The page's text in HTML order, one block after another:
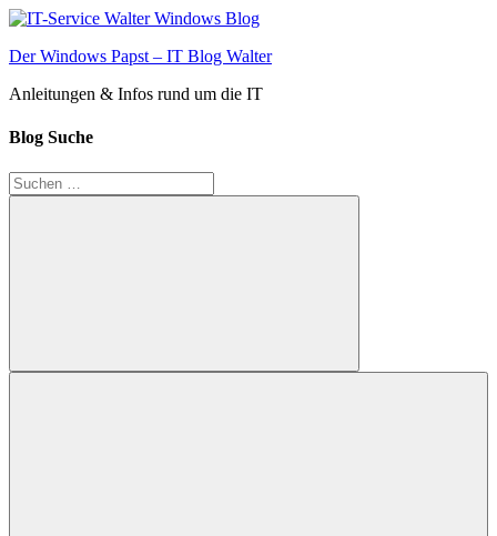
Zum
springen
Der Windows Papst – IT Blog Walter
Anleitungen & Infos rund um die IT
Blog Suche
Suchen
nach:
Suchen